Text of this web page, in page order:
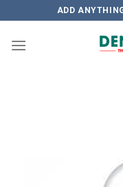
to
content
ADD